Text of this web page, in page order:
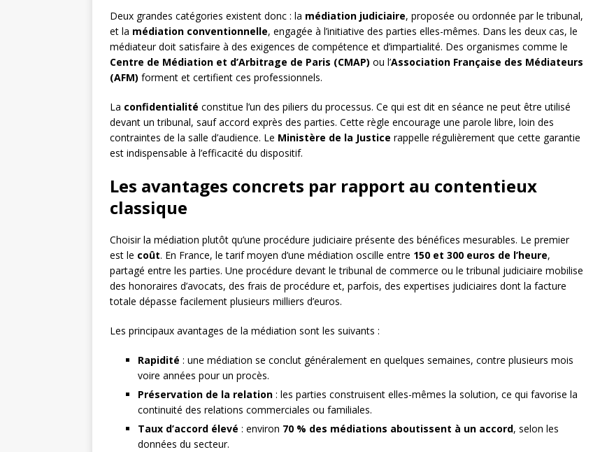
Deux grandes catégories existent donc : la médiation judiciaire, proposée ou ordonnée par le tribunal,
et la médiation conventionnelle, engagée à l’initiative des parties elles-mêmes. Dans les deux cas, le
médiateur doit satisfaire à des exigences de compétence et d’impartialité. Des organismes comme le
Centre de Médiation et d’Arbitrage de Paris (CMAP) ou l’Association Française des Médiateurs
(AFM) forment et certifient ces professionnels.
La confidentialité constitue l’un des piliers du processus. Ce qui est dit en séance ne peut être utilisé
devant un tribunal, sauf accord exprès des parties. Cette règle encourage une parole libre, loin des
contraintes de la salle d’audience. Le Ministère de la Justice rappelle régulièrement que cette garantie
est indispensable à l’efficacité du dispositif.
Les avantages concrets par rapport au contentieux
classique
Choisir la médiation plutôt qu’une procédure judiciaire présente des bénéfices mesurables. Le premier
est le coût. En France, le tarif moyen d’une médiation oscille entre 150 et 300 euros de l’heure,
partagé entre les parties. Une procédure devant le tribunal de commerce ou le tribunal judiciaire mobilise
des honoraires d’avocats, des frais de procédure et, parfois, des expertises judiciaires dont la facture
totale dépasse facilement plusieurs milliers d’euros.
Les principaux avantages de la médiation sont les suivants :
Rapidité : une médiation se conclut généralement en quelques semaines, contre plusieurs mois
voire années pour un procès.
Préservation de la relation : les parties construisent elles-mêmes la solution, ce qui favorise la
continuité des relations commerciales ou familiales.
Taux d’accord élevé : environ 70 % des médiations aboutissent à un accord, selon les
données du secteur.